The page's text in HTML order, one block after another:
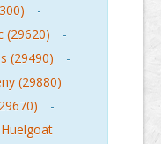
-
(29620)
-
(29490)
-
(29880)
-
Huelgoat